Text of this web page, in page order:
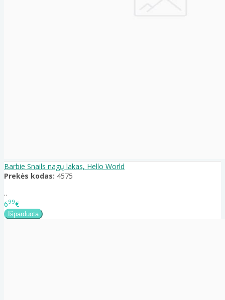
Barbie Snails nagų lakas, Hello World
Prekės kodas: 4575
..
699€